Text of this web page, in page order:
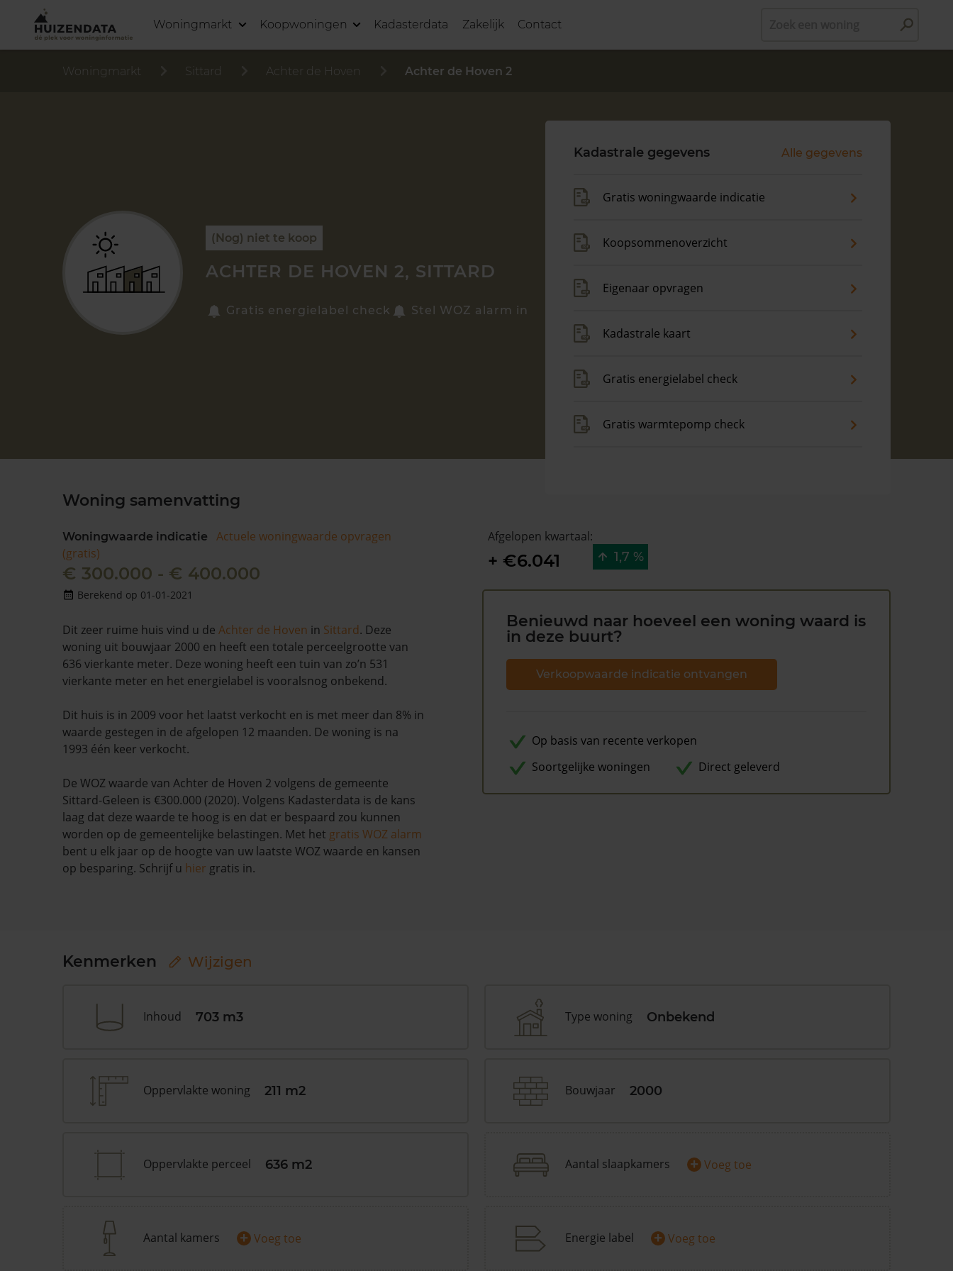
Woningmarkt Koopwoningen Kadasterdata Zakelijk Contact
Woningmarkt Sittard Achter de Hoven Achter de Hoven 2
(Nog) niet te koop
ACHTER DE HOVEN 2, SITTARD
Gratis energielabel check Stel WOZ alarm in
Kadastrale gegevens Alle gegevens
Gratis woningwaarde indicatie
Koopsommenoverzicht
Eigenaar opvragen
Kadastrale kaart
Gratis energielabel check
Gratis warmtepomp check
Woning samenvatting
Woningwaarde indicatie
Actuele woningwaarde opvragen
(gratis)
€ 300.000 - € 400.000
Berekend op 01-01-2021
Dit zeer ruime huis vind u de Achter de Hoven in Sittard. Deze
woning uit bouwjaar 2000 en heeft een totale perceelgrootte van
636 vierkante meter. Deze woning heeft een tuin van zo’n 531
vierkante meter en het energielabel is vooralsnog onbekend.
Dit huis is in 2009 voor het laatst verkocht en is met meer dan 8% in
waarde gestegen in de afgelopen 12 maanden. De woning is na
1993 één keer verkocht.
De WOZ waarde van Achter de Hoven 2 volgens de gemeente
Sittard-Geleen is €300.000 (2020). Volgens Kadasterdata is de kans
laag dat deze waarde te hoog is en dat er bespaard zou kunnen
worden op de gemeentelijke belastingen. Met het gratis WOZ alarm
bent u elk jaar op de hoogte van uw laatste WOZ waarde en kansen
op besparing. Schrijf u hier gratis in.
Afgelopen kwartaal:
+ €6.041 1,7 %
Benieuwd naar hoeveel een woning waard is
in deze buurt?
Verkoopwaarde indicatie ontvangen
Op basis van recente verkopen
Soortgelijke woningen
Direct geleverd
Kenmerken Wijzigen
Inhoud 703 m3 Type woning Onbekend
Oppervlakte woning 211 m2 Bouwjaar 2000
Oppervlakte perceel 636 m2 Aantal slaapkamers + Voeg toe
Aantal kamers + Voeg toe Energie label + Voeg toe